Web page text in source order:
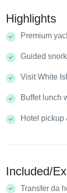
Highlights
Premium
Guided
Visit White
Buffet lunch
Hotel pickup
Included/
Transfer da